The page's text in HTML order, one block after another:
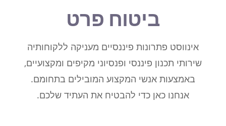
ביטוח פרט
אינווסט פתרונות פיננסיים מעניקה ללקוחותיה
שירותי תכנון פיננסי ופנסיוני מקיפים ומקצועיים,
באמצעות אנשי המקצוע המובילים בתחומם.
אנחנו כאן כדי להבטיח את העתיד שלכם.